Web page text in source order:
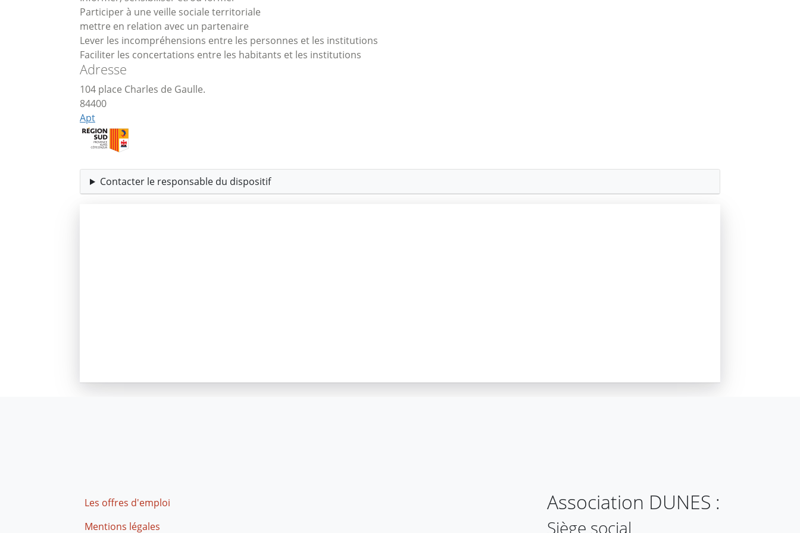
Participer à une veille sociale territoriale
mettre en relation avec un partenaire
Lever les incompréhensions entre les personnes et les institutions
Faciliter les concertations entre les habitants et les institutions
Adresse
104 place Charles de Gaulle.
84400
Apt
Contacter le responsable du dispositif
Footer
Les offres d'emploi
Mentions légales
Association DUNES :
Siège social